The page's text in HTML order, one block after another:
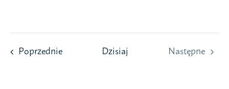
PoprzednieWydarzeniaDzisiaj
Następne